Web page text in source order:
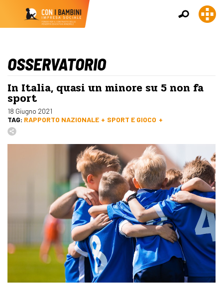
OSSERVATORIO
In Italia, quasi un minore su 5 non fa
sport
18 Giugno 2021
TAG: RAPPORTO NAZIONALE SPORT E GIOCO